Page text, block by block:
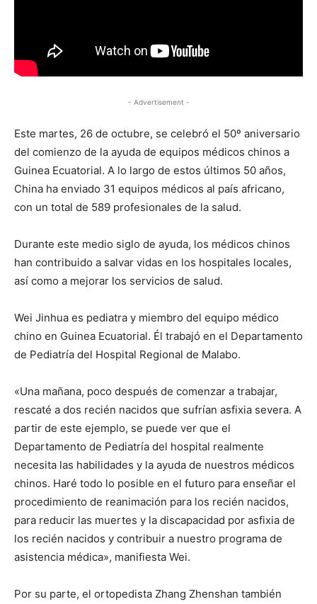
- Advertisement -
Este martes, 26 de octubre, se celebró el 50º aniversario
del comienzo de la ayuda de equipos médicos chinos a
Guinea Ecuatorial. A lo largo de estos últimos 50 años,
China ha enviado 31 equipos médicos al país africano,
con un total de 589 profesionales de la salud.
Durante este medio siglo de ayuda, los médicos chinos
han contribuido a salvar vidas en los hospitales locales,
así como a mejorar los servicios de salud.
Wei Jinhua es pediatra y miembro del equipo médico
chino en Guinea Ecuatorial. Él trabajó en el Departamento
de Pediatría del Hospital Regional de Malabo.
«Una mañana, poco después de comenzar a trabajar,
rescaté a dos recién nacidos que sufrían asfixia severa. A
partir de este ejemplo, se puede ver que el
Departamento de Pediatría del hospital realmente
necesita las habilidades y la ayuda de nuestros médicos
chinos. Haré todo lo posible en el futuro para enseñar el
procedimiento de reanimación para los recién nacidos,
para reducir las muertes y la discapacidad por asfixia de
los recién nacidos y contribuir a nuestro programa de
asistencia médica», manifiesta Wei.
Por su parte, el ortopedista Zhang Zhenshan también